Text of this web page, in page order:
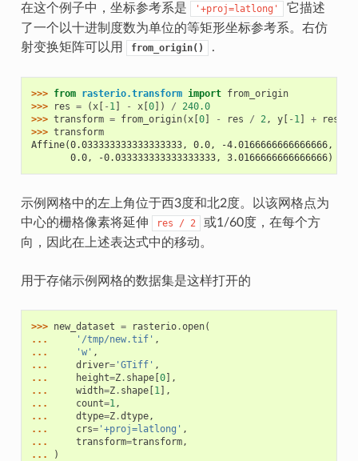
在这个例子中，坐标参考系是 '+proj=latlong'
它描述
了一个以十进制度数为单位的等矩形坐标参考系。右仿
射变换矩阵可以用
from_origin() .
>>> from rasterio.transform import from_origin
>>>
res = ( x[ - 1 ] - x[0]) /
240.0
>>> transform = from_origin( x[0] - res / 2 , y[ - 1 ] + res
>>> transform
Affine(0.033333333333333333, 0.0, -4.0166666666666666,
       0.0, -0.033333333333333333, 3.0166666666666666)
示例网格中的左上角位于西3度和北2度。以该网格点为
中心的栅格像素将延伸
res / 2
或1/60度，在每个方
向，因此在上述表达式中的移动。
用于存储示例网格的数据集是这样打开的
>>> new_dataset = rasterio.open(
...
'/tmp/new.tif' ,
...
'w' ,
...
driver='GTiff' ,
...
height=Z. shape[0],
...
width=Z. shape[1 ],
...
count=1 ,
...
dtype=Z.dtype,
...
crs='+proj=latlong' ,
...
transform=transform,
...
)